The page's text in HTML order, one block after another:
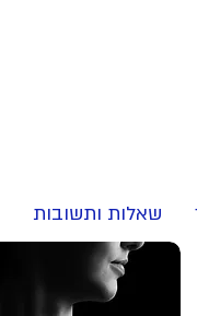
שאלות ותשובות